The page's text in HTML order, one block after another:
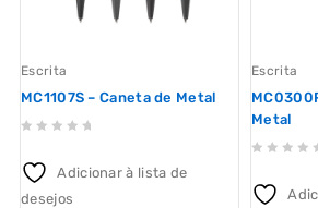
Escrita
MC1107S – Caneta de Metal
out
Adicionar à lista de
desejos
Escrita
Metal
out